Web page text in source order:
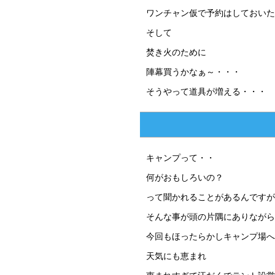
ワンチャン仮で予約はしておいた
そして
焚き火のために
陣幕買うかなぁ～・・・
そうやって道具が増える・・・
キャンプって・・
何がおもしろいの？
って聞かれることがあるんですが
そんな事が頭の片隅にありながら
今回もほったらかしキャンプ場へ
天気にも恵まれ